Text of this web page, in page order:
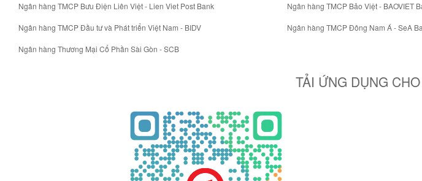
Ngân hàng TMCP Bưu Điện Liên Việt - Lien Viet Post Bank
Ngân hàng TMCP Đầu tư và Phát triển Việt Nam - BIDV
Ngân hàng Thương Mại Cổ Phần Sài Gòn - SCB
Ngân hàng TMCP Bảo Việt - BAOVIET
Ngân hàng TMCP Đông Nam Á - SeA
TẢI ỨNG DỤNG